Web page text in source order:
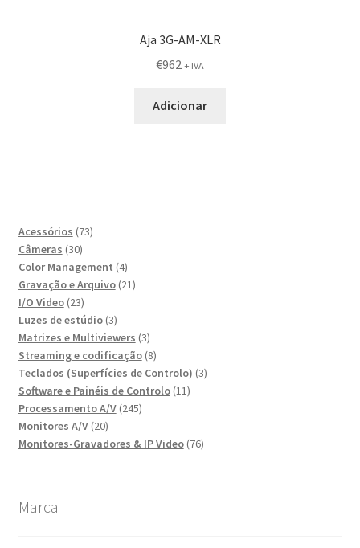
Aja 3G-AM-XLR
€962 + IVA
Adicionar
Acessórios 7373
Câmeras 3030
produtos
Color Management 44
produtos
Gravação e Arquivo 2121
I/O Video 2323
produtos
Luzes de estúdio 33
produtos
Matrizes e Multiviewers 33
produtos
Streaming e codificação 88
produtos
Teclados (Superfícies de Controlo) 33
Software e Painéis de Controlo 1111
Processamento A/V 245245
Monitores A/V 2020
produtos
Monitores-Gravadores & IP Video 7676
Marca